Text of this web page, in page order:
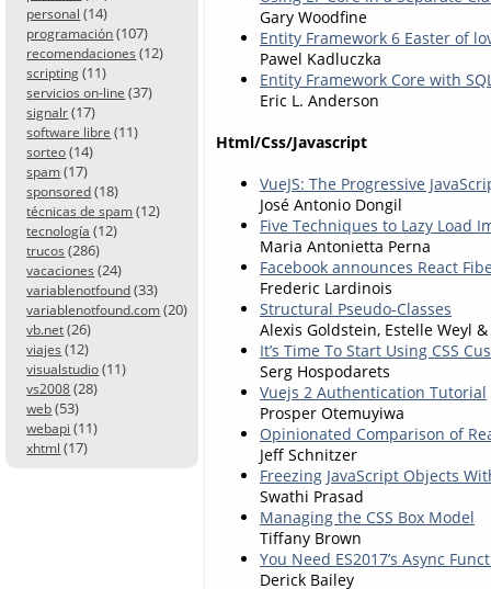
personal (14)
programación (107)
recomendaciones (12)
scripting (11)
servicios on-line (37)
signalr (17)
software libre (11)
sorteo (14)
spam (17)
sponsored (18)
técnicas de spam (12)
tecnología (12)
trucos (286)
vacaciones (24)
variablenotfound (33)
variablenotfound.com (20)
vb.net (26)
viajes (12)
visualstudio (11)
vs2008 (28)
web (53)
webapi (11)
xhtml (17)
Gary Woodfine
Entity Framework 6 Easter of
Pawel Kadluczka
Entity Framework Core with
Eric L. Anderson
Html/Css/Javascript
VueJS: The Progressive
José Antonio Dongil
Five Techniques to Lazy Load
Maria Antonietta Perna
Facebook announces React
Frederic Lardinois
Structural Pseudo-Classes
Alexis Goldstein, Estelle Weyl
It’s Time To Start Using CSS
Serg Hospodarets
Vuejs 2 Authentication Tutorial
Prosper Otemuyiwa
Opinionated Comparison of
Jeff Schnitzer
Freezing JavaScript Objects
Swathi Prasad
Managing the CSS Box Model
Tiffany Brown
You Need ES2017’s Async
Derick Bailey